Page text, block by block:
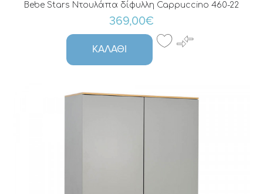
Bebe Stars Ντουλάπα δίφυλλη Cappuccino 460-22
369,00€
ΚΑΛΆΘΙ